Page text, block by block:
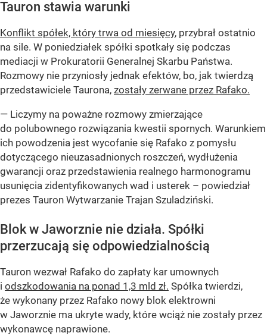
Tauron stawia warunki
Konflikt spółek, który trwa od miesięcy, przybrał ostatnio
na sile. W poniedziałek spółki spotkały się podczas
mediacji w Prokuratorii Generalnej Skarbu Państwa.
Rozmowy nie przyniosły jednak efektów, bo, jak twierdzą
przedstawiciele Taurona, zostały zerwane przez Rafako.
— Liczymy na poważne rozmowy zmierzające
do polubownego rozwiązania kwestii spornych. Warunkiem
ich powodzenia jest wycofanie się Rafako z pomysłu
dotyczącego nieuzasadnionych roszczeń, wydłużenia
gwarancji oraz przedstawienia realnego harmonogramu
usunięcia zidentyfikowanych wad i usterek – powiedział
prezes Tauron Wytwarzanie Trajan Szuladziński.
Blok w Jaworznie nie działa. Spółki
przerzucają się odpowiedzialnością
Tauron wezwał Rafako do zapłaty kar umownych
i odszkodowania na ponad 1,3 mld zł. Spółka twierdzi,
że wykonany przez Rafako nowy blok elektrowni
w Jaworznie ma ukryte wady, które wciąż nie zostały przez
wykonawcę naprawione.